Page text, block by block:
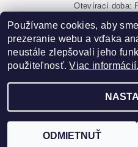
Otevírací doba:
Shoptet.sk
Podle zákona o evidenci
vystavit kupujícímu účtenku.
Používame cookies, aby
prezeranie webu a vďaka
neustále zlepšovali jeho
použiteľnosť.Viac informácií.
ODMIETNUŤ